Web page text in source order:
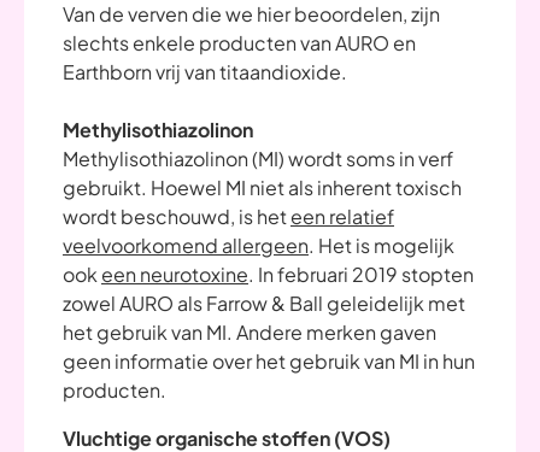
Van de verven die we hier beoordelen, zijn
slechts enkele producten van AURO en
Earthborn vrij van titaandioxide.
Methylisothiazolinon
Methylisothiazolinon (MI) wordt soms in verf
gebruikt. Hoewel MI niet als inherent toxisch
wordt beschouwd, is heteen relatief
veelvoorkomend allergeen. Het is mogelijk
ook een neurotoxine. In februari 2019 stopten
zowel AURO als Farrow & Ball geleidelijk met
het gebruik van MI. Andere merken gaven
geen informatie over het gebruik van MI in hun
producten.
Vluchtige organische stoffen (VOS)